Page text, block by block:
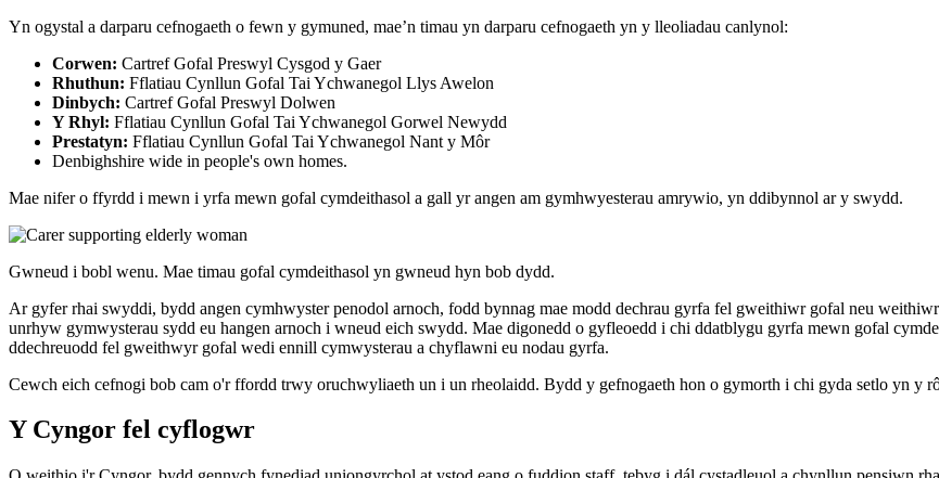
Yn ogystal a darparu cefnogaeth o fewn y gymuned, mae’n timau yn darparu cefnogaeth yn y lleoliadau canlynol:
Corwen: Cartref Gofal Preswyl Cysgod y Gaer
Rhuthun: Fflatiau Cynllun Gofal Tai Ychwanegol Llys Awelon
Dinbych: Cartref Gofal Preswyl Dolwen
Y Rhyl: Fflatiau Cynllun Gofal Tai Ychwanegol Gorwel Newydd
Prestatyn: Fflatiau Cynllun Gofal Tai Ychwanegol Nant y Môr
Denbighshire wide in people's own homes.
Mae nifer o ffyrdd i mewn i yrfa mewn gofal cymdeithasol a gall yr angen am gymhwyesterau amrywio, yn ddibynnol ar y swydd.
Gwneud i bobl wenu. Mae timau gofal cymdeithasol yn gwneud hyn bob dydd.
Ar gyfer rhai swyddi, bydd angen cymhwyster penodol arnoch, fodd bynnag mae modd dechrau gyrfa fel gweithiwr gofal neu
unrhyw gymwysterau sydd eu hangen arnoch i wneud eich swydd. Mae digonedd o gyfleoedd i chi ddatblygu gyrfa mewn gofal
ddechreuodd fel gweithwyr gofal wedi ennill cymwysterau a chyflawni eu nodau gyrfa.
Cewch eich cefnogi bob cam o'r ffordd trwy oruchwyliaeth un i un rheolaidd. Bydd y gefnogaeth hon o gymorth i chi gyda setlo yn y
Y Cyngor fel cyflogwr